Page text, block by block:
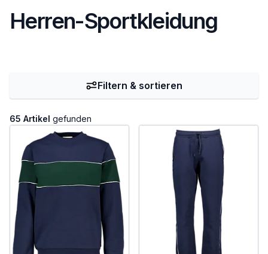
Herren-Sportkleidung
65 Artikel gefunden
Filtern & sortieren